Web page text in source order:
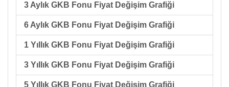
3 Aylık GKB Fonu Fiyat Değişim Grafiği
6 Aylık GKB Fonu Fiyat Değişim Grafiği
1 Yıllık GKB Fonu Fiyat Değişim Grafiği
3 Yıllık GKB Fonu Fiyat Değişim Grafiği
5 Yıllık GKB Fonu Fiyat Değişim Grafiği